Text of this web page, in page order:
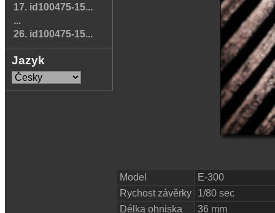
17. id100475-15...
...
26. id100475-15...
Jazyk
Model
E-300
Rychost závěrky
1/80 sec
Délka ohniska
36 mm